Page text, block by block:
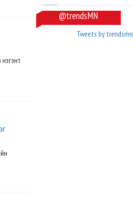
@trendsMN
Tweets by trendsmn